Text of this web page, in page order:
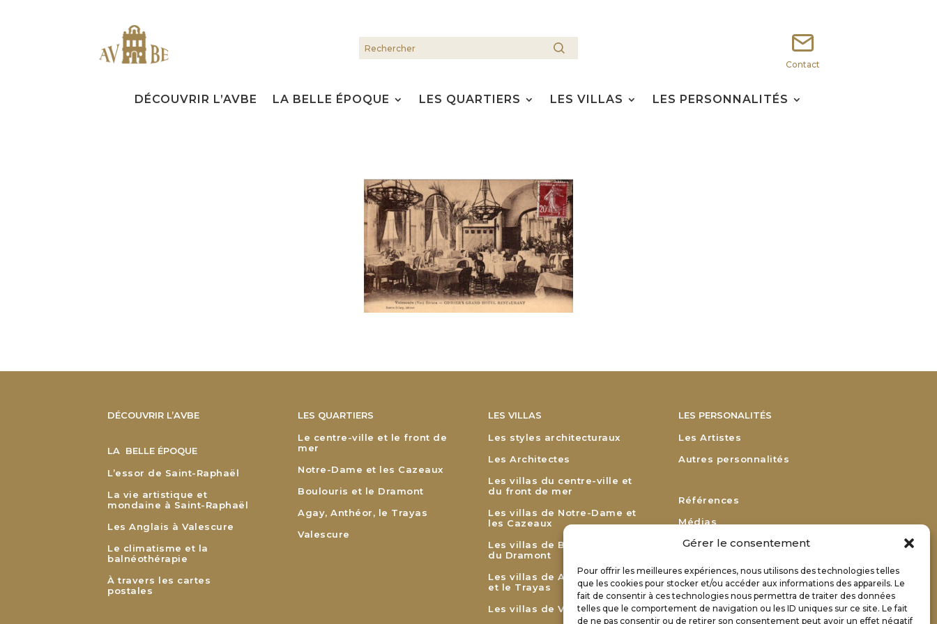
Gérer le consentement
Pour offrir les meilleures expériences, nous utilisons des technologies telles
que les cookies pour stocker et/ou accéder aux informations des appareils. Le
fait de consentir à ces technologies nous permettra de traiter des données
telles que le comportement de navigation ou les ID uniques sur ce site. Le fait
de ne pas consentir ou de retirer son consentement peut avoir un effet négatif
Contact
DÉCOUVRIR L’AVBE LA BELLE ÉPOQUE LES QUARTIERS LES VILLAS LES PERSONNALITÉS
DÉCOUVRIR L’AVBE
LA BELLE ÉPOQUE
L’essor de Saint-Raphaël
La vie artistique et
mondaine à Saint-Raphaël
Les Anglais à Valescure
Le climatisme et la
balnéothérapie
À travers les cartes
postales
LES QUARTIERS
Le centre-ville et le front de
mer
Notre-Dame et les Cazeaux
Boulouris et le Dramont
Agay, Anthéor, le Trayas
Valescure
LES VILLAS
Les styles architecturaux
Les Architectes
Les villas du centre-ville et
du front de mer
Les villas de Notre-Dame et
les Cazeaux
Les villas de Boulouris et
du Dramont
Les villas de Agay, Anthéor
et le Trayas
Les villas de Valescure
LES PERSONALITÉS
Les Artistes
Autres personnalités
Références
Médias
Remerciements
Bulletin d’adhésion
Bulletin de renouvellement
Contact